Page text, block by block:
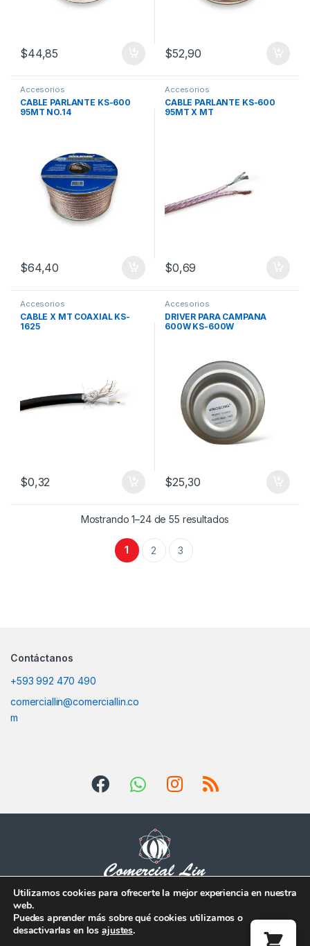
$44,85 $52,90
Accesorios
CABLE PARLANTE KS-600
95MT NO.14
$64,40
Accesorios
CABLE PARLANTE KS-600
95MT X MT
$0,69
Accesorios
CABLE X MT COAXIAL KS-
1625
$0,32
Accesorios
DRIVER PARA CAMPANA
600W KS-600W
$25,30
Mostrando 1–24 de 55 resultados
1 2 3
Contáctanos
+593 992 470 490
comerciallin@comerciallin.co
m
Escríbenos!
Whatsapp (+593)
Utilizamos cookies para ofrecerte la mejor experiencia en nuestra
web.
Puedes aprender más sobre qué cookies utilizamos o
desactivarlas en losajustes.